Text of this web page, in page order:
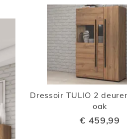
Dressoir TULIO 2
oak
€ 459,99